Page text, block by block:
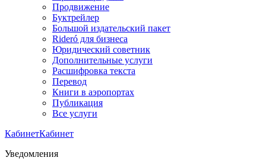
Продвижение
Буктрейлер
Большой издательский пакет
Rideró для бизнеса
Юридический советник
Дополнительные услуги
Расшифровка текста
Перевод
Книги в аэропортах
Публикация
Все услуги
КабинетКабинет
Уведомления